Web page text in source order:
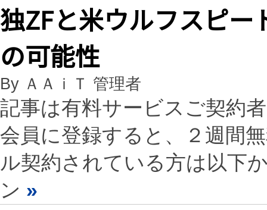
独ZFと米ウルフスピー
の可能性
By ＡＡｉＴ 管理者
記事は有料サービスご契約
会員に登録すると、２週間
ル契約されている方は以下
ン »